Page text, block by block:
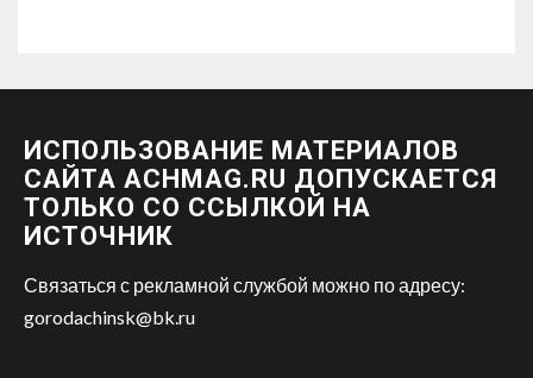
ИСПОЛЬЗОВАНИЕ МАТЕРИАЛОВ
САЙТА ACHMAG.RU ДОПУСКАЕТСЯ
ТОЛЬКО СО ССЫЛКОЙ НА
ИСТОЧНИК
Связаться с рекламной службой можно по адресу:
gorodachinsk@bk.ru